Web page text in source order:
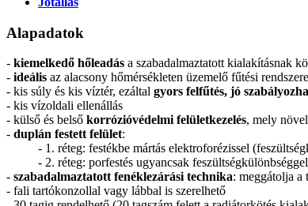
Alapadatok
- kiemelkedő hőleadás a szabadalmaztatott kialakításnak
- ideális az alacsony hőmérsékleten üzemelő fűtési
- kis súly és kis víztér, ezáltal gyors felfűtés, jó
- kis vízoldali ellenállás
- külső és belső korrózióvédelmi felületkezelés, mely
- duplán festett felület:
- 1. réteg: festékbe mártás elektroforézissel
- 2. réteg: porfestés ugyancsak feszültségkülönbséggel,
- szabadalmaztatott fenéklezárási technika: meggátolja a
- fali tartókonzollal vagy lábbal is szerelhető